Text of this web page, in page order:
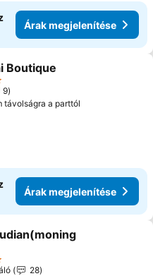
Árak megjelenítése
a kedvencekhez
Boutique
9
távolságra a parttól
Árak megjelenítése
a kedvencekhez
28